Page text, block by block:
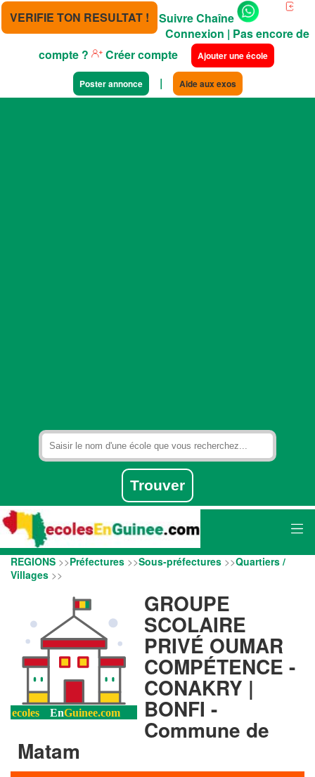
VERIFIE TON RESULTAT !
Suivre Chaîne
Connexion | Pas encore de
compte ?
Créer compte Ajouter une école
Poster annonce | Aide aux exos
REGIONS >>Préfectures >>Sous-préfectures >>Quartiers /
Villages >>
GROUPE
SCOLAIRE
PRIVÉ OUMAR
COMPÉTENCE -
CONAKRY |
BONFI -
Commune de
Matam